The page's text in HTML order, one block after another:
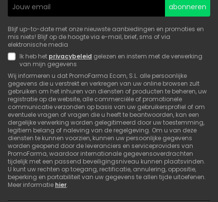
abonneren
Blijf up-to-date met onze nieuwste aanbiedingen en promoties en
mis niets! Blijf op de hoogte via e-mail, brief, sms of via
elektronische media
Ik heb het privacybeleid gelezen en instem met de verwerking
van mijn gegevens
Wij informeren u dat PromoFarma Ecom, S.L. alle persoonlijke
gegevens die u verstrekt en verkregen van uw online browsen zult
gebruiken om het inhuren van diensten of producten te beheren, uw
registratie op de website, alle commerciële of promotionele
communicatie verzonden op basis van uw gebruikersprofiel of om
eventuele vragen of vragen die u heeft te beantwoorden, kan een
dergelijke verwerking worden gelegitimeerd door uw toestemming,
legitiem belang of naleving van de regelgeving. Om u van deze
diensten te kunnen voorzien, kunnen uw persoonlijke gegevens
worden geopend door de leveranciers en serviceproviders van
PromoFarma, waardoor internationale gegevensoverdrachten
tijdelijk met een passend beveiligingsniveau kunnen plaatsvinden.
U kunt uw rechten op toegang, rectificatie, annulering, oppositie,
beperking en portabiliteit van uw gegevens te allen tijde uitoefenen.
Meer informatie hier.